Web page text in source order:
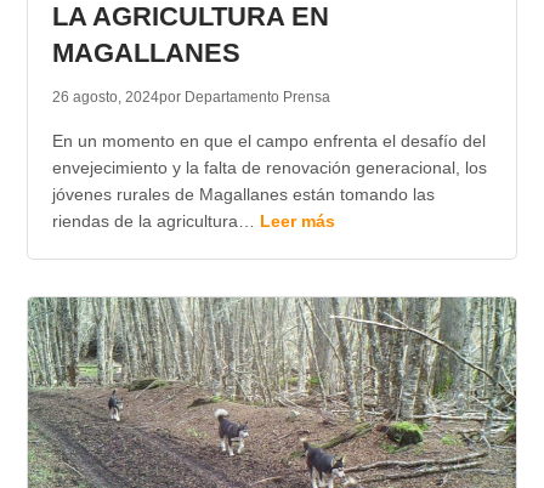
LA AGRICULTURA EN
MAGALLANES
26 agosto, 2024por Departamento Prensa
En un momento en que el campo enfrenta el desafío del
envejecimiento y la falta de renovación generacional, los
jóvenes rurales de Magallanes están tomando las
riendas de la agricultura… Leer más